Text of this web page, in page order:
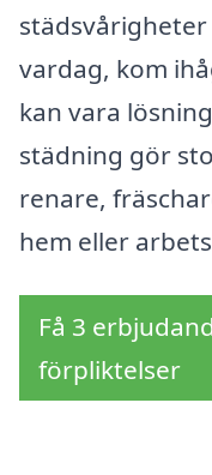
vardag, kom
kan vara
städning gör
renare,
hem eller
Få 3
förpliktelser